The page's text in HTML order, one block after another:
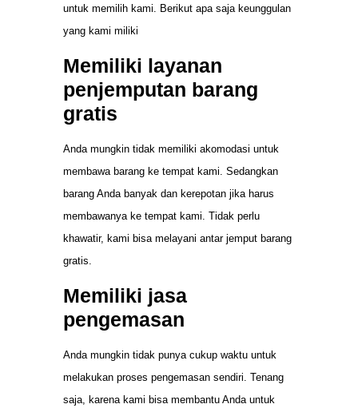
untuk memilih kami. Berikut apa saja keunggulan
yang kami miliki
Memiliki layanan
penjemputan barang
gratis
Anda mungkin tidak memiliki akomodasi untuk
membawa barang ke tempat kami. Sedangkan
barang Anda banyak dan kerepotan jika harus
membawanya ke tempat kami. Tidak perlu
khawatir, kami bisa melayani antar jemput barang
gratis.
Memiliki jasa
pengemasan
Anda mungkin tidak punya cukup waktu untuk
melakukan proses pengemasan sendiri. Tenang
saja, karena kami bisa membantu Anda untuk